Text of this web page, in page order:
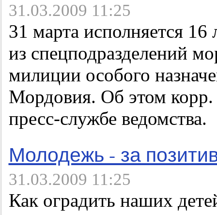
31.03.2009 11:25
31 марта исполняется 16
из спецподразделений
милиции особого
Мордовия. Об этом
пресс-службе ведомства.
Молодежь - за
31.03.2009 11:25
Как оградить наших